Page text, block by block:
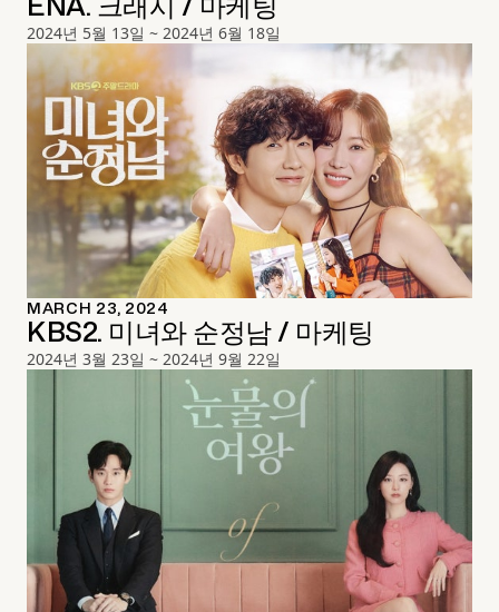
ENA. 크래시 / 마케팅
2024년 5월 13일 ~ 2024년 6월 18일
MARCH 23, 2024
KBS2. 미녀와 순정남 / 마케팅
2024년 3월 23일 ~ 2024년 9월 22일